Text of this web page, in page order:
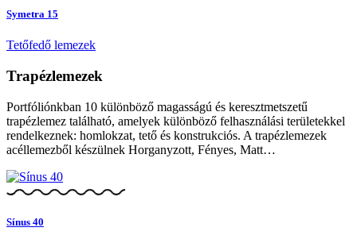
Symetra 15
Tetőfedő lemezek
Trapézlemezek
Portfóliónkban 10 különböző magasságú és keresztmetszetű
trapézlemez található, amelyek különböző felhasználási területekkel
rendelkeznek: homlokzat, tető és konstrukciós. A trapézlemezek
acéllemezből készülnek Horganyzott, Fényes, Matt…
Sínus 40